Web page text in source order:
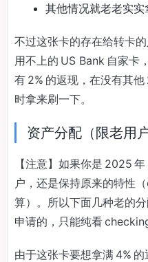
其他情况就老老实实
不过这张卡的存在给转卡
用不上的 US Bank 自家卡
有 2% 的返现，在没有其
时拿来刷一下。
资产分配（限老用
【注意】如果你是 2025
户，还是保持原来的特性
算）。所以下面几种老的
申请的，只能纯看 checking
由于这张卡要想拿满 4%